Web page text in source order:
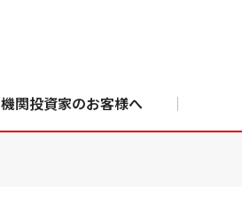
機関投資家のお客様へ